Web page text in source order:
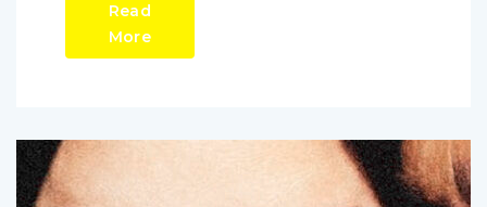
Read
More